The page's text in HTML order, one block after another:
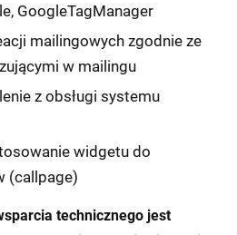
GoogleTagManager
mailingowych zgodnie ze
w mailingu
z obsługi systemu
widgetu do
(callpage)
technicznego jest